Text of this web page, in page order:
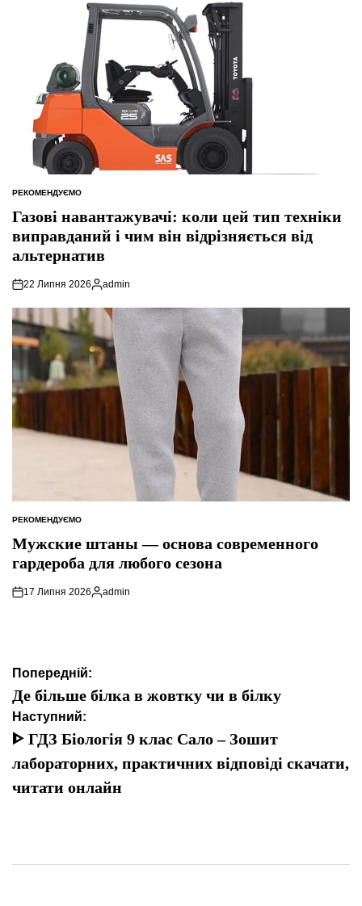
ОПУБЛІКУВАТИ
РЕКОМЕНДУЄМО
Газові навантажувачі: коли цей тип техніки
виправданий і чим він відрізняється від
альтернатив
22 Липня 2026
Опубліковано
admin
ОПУБЛІКУВАТИ
РЕКОМЕНДУЄМО
Мужские штаны — основа современного
гардероба для любого сезона
17 Липня 2026
Опубліковано
admin
Навігація
записів
Попередній:
Де більше білка в жовтку чи в білку
Наступний:
ᐈ ГДЗ Біологія 9 клас Сало – Зошит
лабораторних, практичних відповіді скачати,
читати онлайн